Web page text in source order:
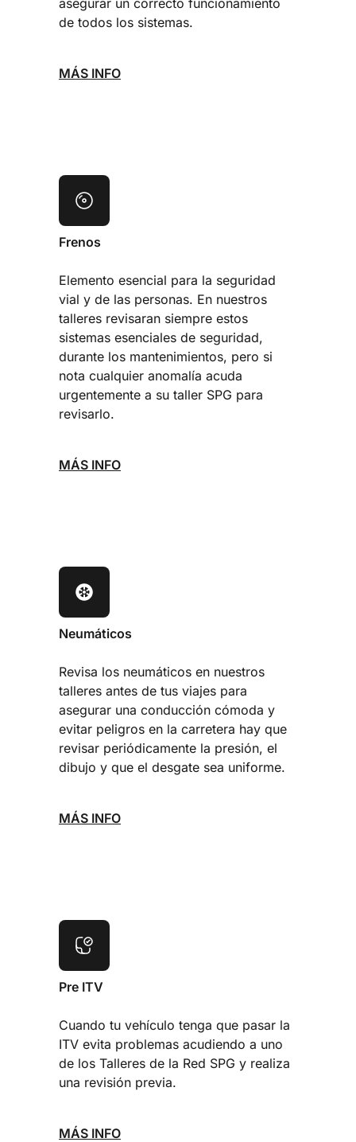
asegurar un correcto funcionamiento
de todos los sistemas.
MÁS INFO
Frenos
Elemento esencial para la seguridad
vial y de las personas. En nuestros
talleres revisaran siempre estos
sistemas esenciales de seguridad,
durante los mantenimientos, pero si
nota cualquier anomalía acuda
urgentemente a su taller SPG para
revisarlo.
MÁS INFO
Neumáticos
Revisa los neumáticos en nuestros
talleres antes de tus viajes para
asegurar una conducción cómoda y
evitar peligros en la carretera hay que
revisar periódicamente la presión, el
dibujo y que el desgate sea uniforme.
MÁS INFO
Pre ITV
Cuando tu vehículo tenga que pasar la
ITV evita problemas acudiendo a uno
de los Talleres de la Red SPG y realiza
una revisión previa.
MÁS INFO